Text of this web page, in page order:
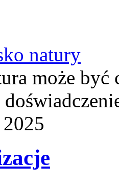
natury
może